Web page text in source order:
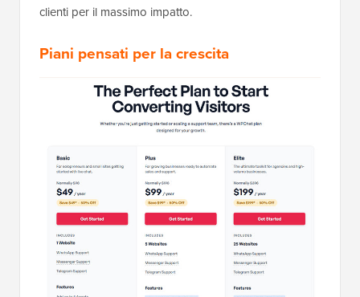
clienti per il massimo impatto.
Piani pensati per la crescita